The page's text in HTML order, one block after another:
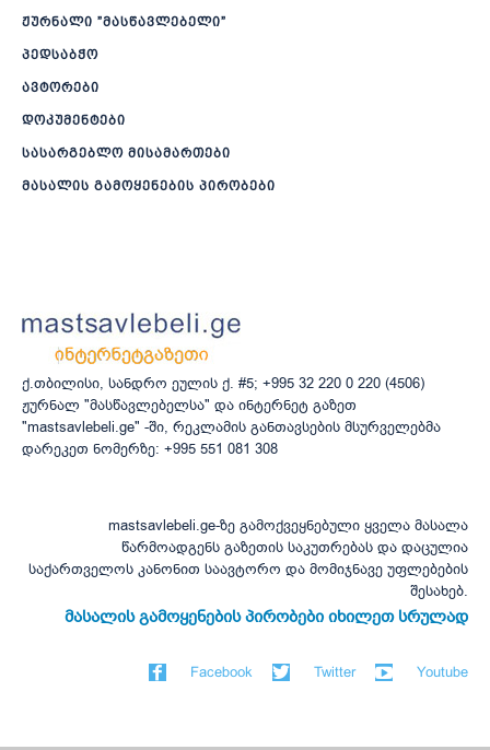
ჟურნალი ”მასწავლებელი”
პედსაბჭო
ავტორები
დოკუმენტები
სასარგებლო მისამართები
მასალის გამოყენების პირობები
ქ.თბილისი, სანდრო ეულის ქ. #5; +995 32 220 0 220 (4506)
ჟურნალ "მასწავლებელსა" და ინტერნეტ გაზეთ
"mastsavlebeli.ge" -ში, რეკლამის განთავსების მსურველებმა
დარეკეთ ნომერზე: +995 551 081 308
mastsavlebeli.ge-ზე გამოქვეყნებული ყველა მასალა
წარმოადგენს გაზეთის საკუთრებას და დაცულია
საქართველოს კანონით საავტორო და მომიჯნავე უფლებების
შესახებ.
მასალის გამოყენების პირობები იხილეთ სრულად
Facebook Twitter Youtube